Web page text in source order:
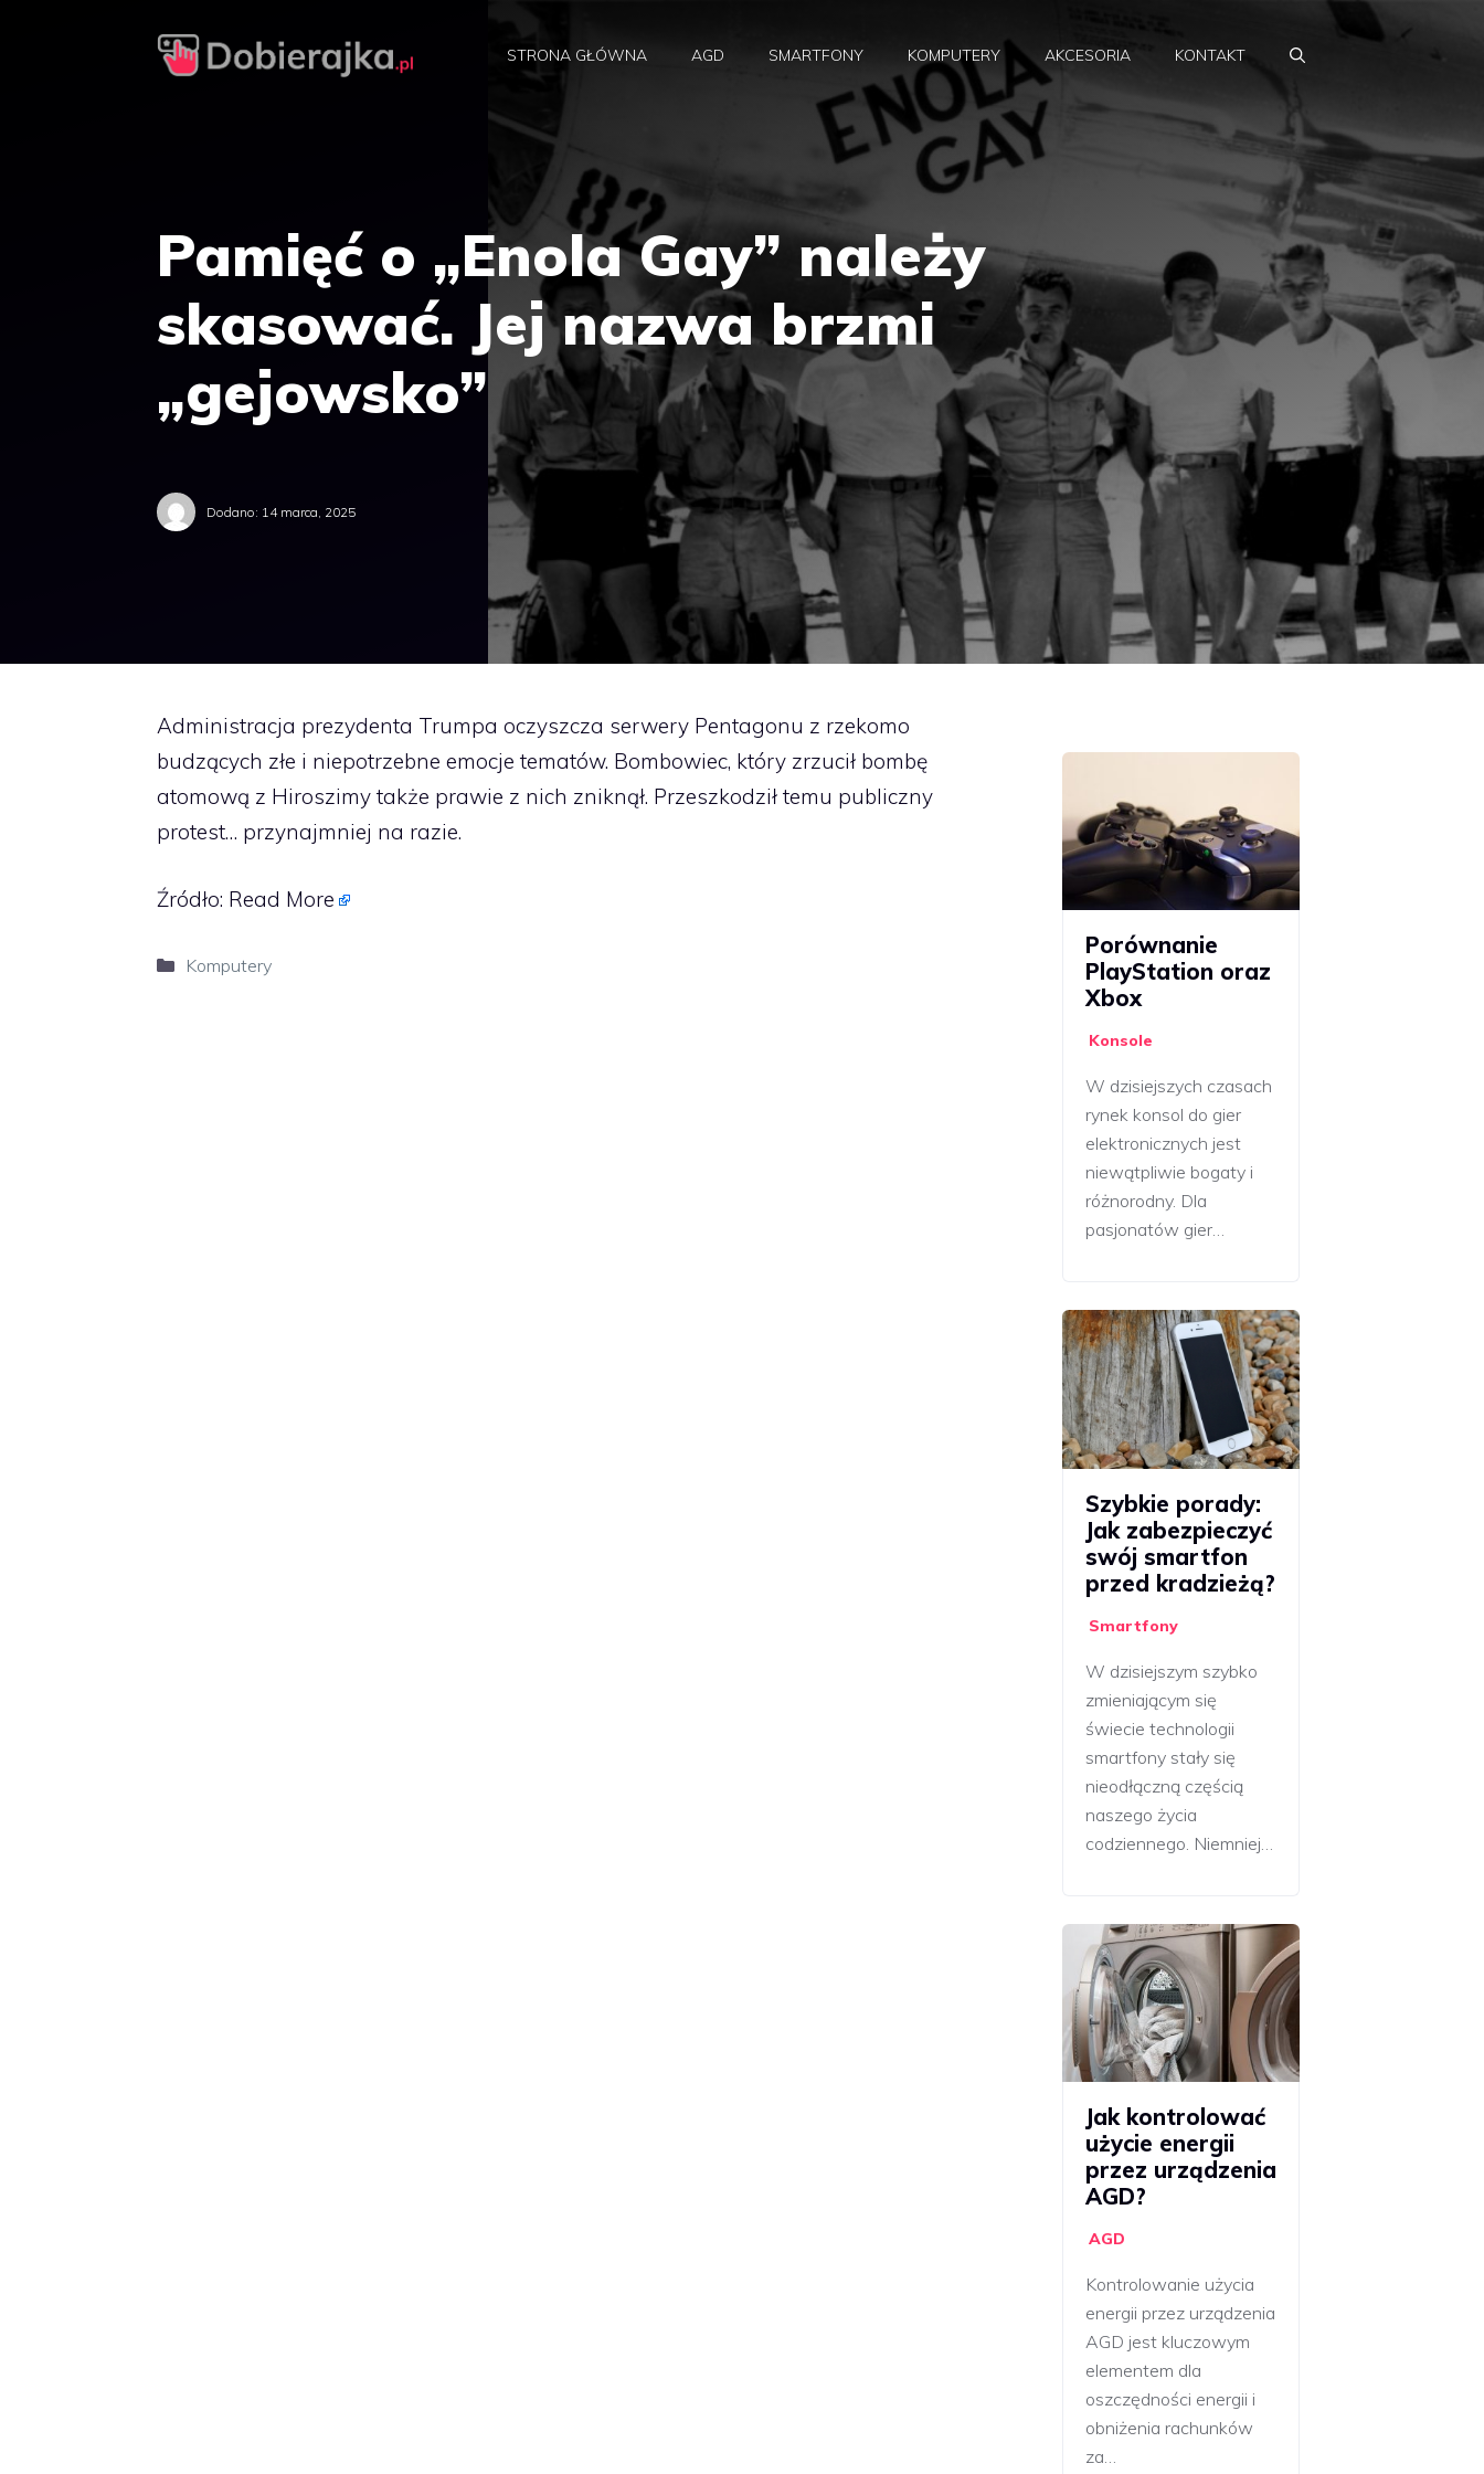
STRONA GŁÓWNA AGD SMARTFONY KOMPUTERY AKCESORIA KONTAKT
Pamięć o „Enola Gay” należy
skasować. Jej nazwa brzmi
„gejowsko”
Dodano: 14 marca, 2025
Administracja prezydenta Trumpa oczyszcza serwery Pentagonu z rzekomo
budzących złe i niepotrzebne emocje tematów. Bombowiec, który zrzucił bombę
atomową z Hiroszimy także prawie z nich zniknął. Przeszkodził temu publiczny
protest… przynajmniej na razie.
Źródło: Read More
Kategorie
Komputery
Porównanie
PlayStation oraz
Xbox
Konsole
W dzisiejszych czasach
rynek konsol do gier
elektronicznych jest
niewątpliwie bogaty i
różnorodny. Dla
pasjonatów gier…
Szybkie porady:
Jak zabezpieczyć
swój smartfon
przed kradzieżą?
Smartfony
W dzisiejszym szybko
zmieniającym się
świecie technologii
smartfony stały się
nieodłączną częścią
naszego życia
codziennego. Niemniej…
Jak kontrolować
użycie energii
przez urządzenia
AGD?
AGD
Kontrolowanie użycia
energii przez urządzenia
AGD jest kluczowym
elementem dla
oszczędności energii i
obniżenia rachunków
za…